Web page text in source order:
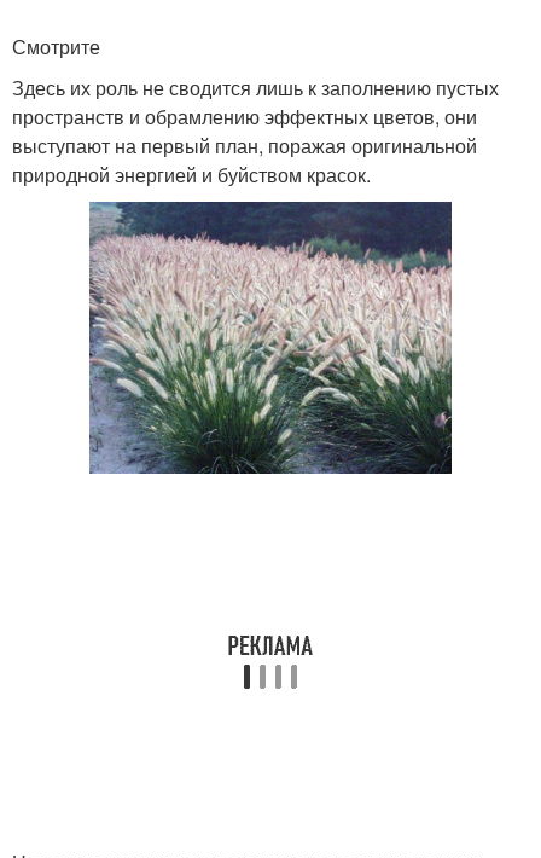
Смотрите
Здесь их роль не сводится лишь к заполнению пустых
пространств и обрамлению эффектных цветов, они
выступают на первый план, поражая оригинальной
природной энергией и буйством красок.